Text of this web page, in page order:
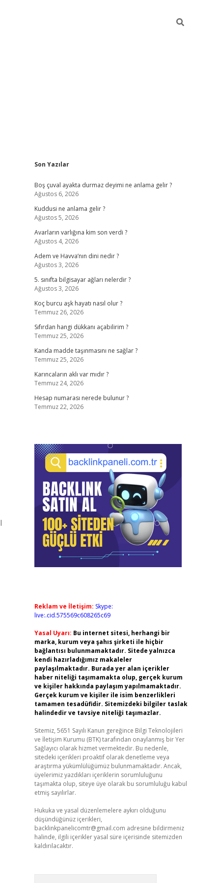
Sidebar
Son Yazılar
Boş çuval ayakta durmaz deyimi ne anlama gelir ?
Ağustos 6, 2026
Kuddusi ne anlama gelir ?
Ağustos 5, 2026
Avarların varlığına kim son verdi ?
Ağustos 4, 2026
Adem ve Havva’nın dini nedir ?
Ağustos 3, 2026
5. sınıfta bilgisayar ağları nelerdir ?
Ağustos 3, 2026
Koç burcu aşk hayatı nasıl olur ?
Temmuz 26, 2026
Sıfırdan hangi dükkanı açabilirim ?
Temmuz 25, 2026
Kanda madde taşınmasını ne sağlar ?
Temmuz 25, 2026
Karıncaların aklı var mıdır ?
Temmuz 24, 2026
Hesap numarası nerede bulunur ?
Temmuz 22, 2026
Reklam ve İletişim: Skype:
live:.cid.575569c608265c69
Yasal Uyarı: Bu internet sitesi, herhangi bir
marka, kurum veya şahıs şirketi ile hiçbir
bağlantısı bulunmamaktadır. Sitede yalnızca
kendi hazırladığımız makaleler
paylaşılmaktadır. Burada yer alan içerikler
haber niteliği taşımamakta olup, gerçek kurum
ve kişiler hakkında paylaşım yapılmamaktadır.
Gerçek kurum ve kişiler ile isim benzerlikleri
tamamen tesadüfidir. Sitemizdeki bilgiler taslak
halindedir ve tavsiye niteliği taşımazlar.
Sitemiz, 5651 Sayılı Kanun gereğince Bilgi Teknolojileri
ve İletişim Kurumu (BTK) tarafından onaylanmış bir Yer
Sağlayıcı olarak hizmet vermektedir. Bu nedenle,
sitedeki içerikleri proaktif olarak denetleme veya
araştırma yükümlülüğümüz bulunmamaktadır. Ancak,
üyelerimiz yazdıkları içeriklerin sorumluluğunu
taşımakta olup, siteye üye olarak bu sorumluluğu kabul
etmiş sayılırlar.
Hukuka ve yasal düzenlemelere aykırı olduğunu
düşündüğünüz içerikleri,
backlinkpanelicomtr@gmail.com adresine bildirmeniz
halinde, ilgili içerikler yasal süre içerisinde sitemizden
kaldırılacaktır.